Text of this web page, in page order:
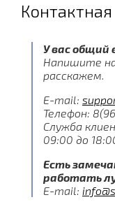
У вас общий
Напишите
расскажем.
E-mail:
Телефон:
Служба
09:00 до
Есть
работать
E-mail: